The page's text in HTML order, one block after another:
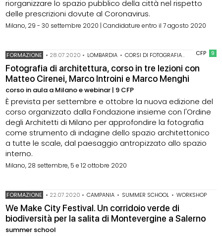
riorganizzare lo spazio pubblico della città nel rispetto
delle prescrizioni dovute al Coronavirus.
Milano, 29 - 30 settembre 2020 | Candidature entro il 7 agosto 2020
CFP 9
FORMAZIONE • 28.07.2020 • LOMBARDIA • CORSI DI FOTOGRAFIA•
Fotografia di architettura, corso in tre lezioni con
Matteo Cirenei, Marco Introini e Marco Menghi
corso in aula a Milano e webinar | 9 CFP
È prevista per settembre e ottobre la nuova edizione del
corso organizzato dalla Fondazione insieme con l'Ordine
degli Architetti di Milano per approfondire la fotografia
come strumento di indagine dello spazio architettonico
a tutte le scale, dal paesaggio antropizzato allo spazio
interno.
Milano, 28 settembre, 5 e 12 ottobre 2020
FORMAZIONE • 22.07.2020 • CAMPANIA • SUMMER SCHOOL • WORKSHOP
We Make City Festival. Un corridoio verde di
biodiversità per la salita di Montevergine a Salerno
summer school